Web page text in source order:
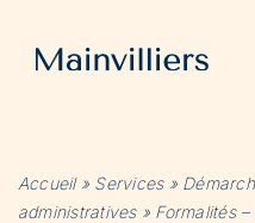
contenu
Accueil» Services»
administratives» Formalités